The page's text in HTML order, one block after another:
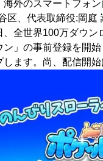
外のスマートフォ
区、代表取締役:岡
全世界100万ダウ
」の事前登録を開
ます。尚、配信開始